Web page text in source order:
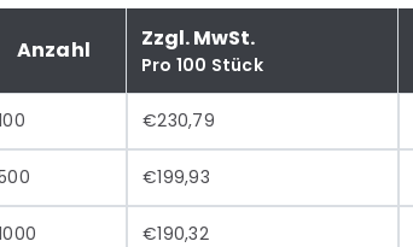
Anzahl Zzgl. MwSt.
Pro 100 Stück
€230,79
€199,93
€190,32